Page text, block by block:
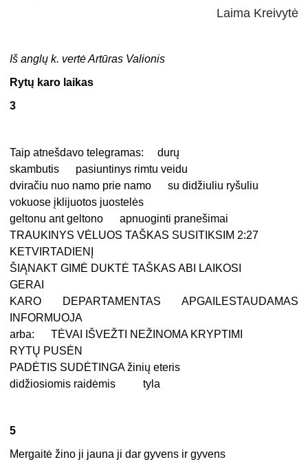
Laima Kreivytė
Iš anglų k. vertė Artūras Valionis
Rytų karo laikas
3
Taip atnešdavo telegramas: durų
skambutis pasiuntinys rimtu veidu
dviračiu nuo namo prie namo su didžiuliu ryšuliu
vokuose įklijuotos juostelės
geltonu ant geltono apnuoginti pranešimai
TRAUKINYS VĖLUOS TAŠKAS SUSITIKSIM 2:27
KETVIRTADIENĮ
ŠIĄNAKT GIMĖ DUKTĖ TAŠKAS ABI LAIKOSI
GERAI
KARO DEPARTAMENTAS APGAILESTAUDAMAS
INFORMUOJA
arba: TĖVAI IŠVEŽTI NEŽINOMA KRYPTIMI
RYTŲ PUSĖN
PADĖTIS SUDĖTINGA žinių eteris
didžiosiomis raidėmis tyla
5
Mergaitė žino ji jauna ji dar gyvens ir gyvens